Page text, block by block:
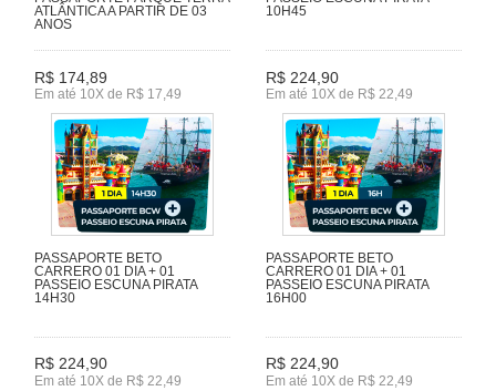
ATLÂNTICA A PARTIR DE 03
ANOS
R$ 174,89
Em até 10X de R$ 17,49
10H45
R$ 224,90
Em até 10X de R$ 22,49
PASSAPORTE BETO
CARRERO 01 DIA + 01
PASSEIO ESCUNA PIRATA
14H30
R$ 224,90
Em até 10X de R$ 22,49
PASSAPORTE BETO
CARRERO 01 DIA + 01
PASSEIO ESCUNA PIRATA
16H00
R$ 224,90
Em até 10X de R$ 22,49